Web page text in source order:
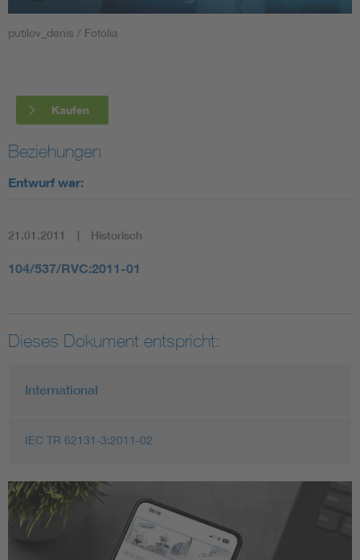
Smart Cities
Blitzschutz: DIN EN 62305 in der Übersicht
Circular Economy für mehr Ressourceneffizienz
putilov_denis / Fotolia
Kaufen
Beziehungen
Entwurf war:
21.01.2011 Historisch
104/537/RVC:2011-01
Dieses Dokument entspricht:
International
IEC TR 62131-3:2011-02